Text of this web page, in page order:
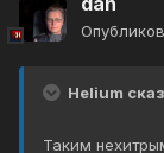
Helium
Таким